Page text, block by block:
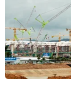
Chủ sân
World Cup
08/08/2026 06:43